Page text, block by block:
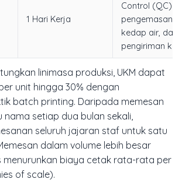
1 Hari Kerja
Control (QC)
pengemasan
kedap air, dan
pengiriman ke
linimasa produksi, UKM dapat
unit hingga 30% dengan
batch printing. Daripada memesan
nama setiap dua bulan sekali,
seluruh jajaran staf untuk satu
dalam volume lebih besar
menurunkan biaya cetak rata-rata per
of scale).